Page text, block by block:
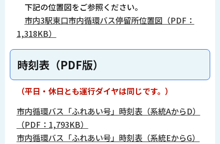
下記の位置図をご参照ください。
市内3駅東口市内循環バス停留所位置図（PDF：
1,318KB）
時刻表（PDF版）
（平日・休日とも運行ダイヤは同じです。）
市内循環バス「ふれあい号」時刻表（系統AからD）
（PDF：1,793KB）
市内循環バス「ふれあい号」時刻表（系統EからG）